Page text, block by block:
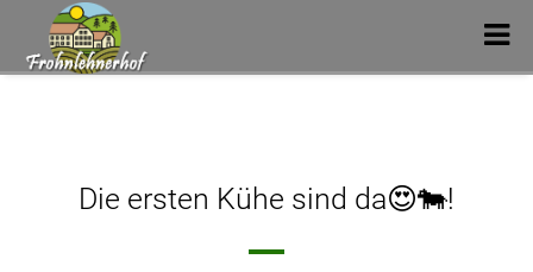
Die ersten Kühe sind da😍🐄!